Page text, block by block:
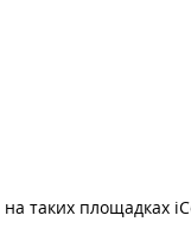
таких площадках